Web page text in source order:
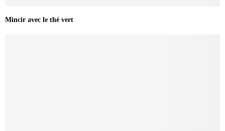
Mincir avec le thé vert